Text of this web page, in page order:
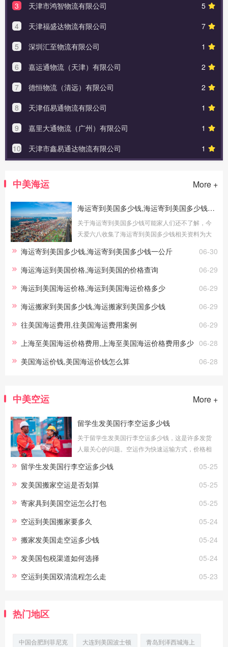
5
3
天津市鸿智物流有限公司
7
4
天津福盛达物流有限公司
1
5
深圳汇至物流有限公司
2
6
嘉运通物流（天津）有限公司
2
7
德恒物流（清远）有限公司
1
8
天津佰易通物流有限公司
1
9
嘉里大通物流（广州）有限公司
1
10 天津市鑫易通达物流有限公司
中美海运 More +
海运寄到美国多少钱,海运寄到美国多少钱一公斤
关于海运寄到美国多少钱可能家人们还不了解，今
天爱六八收集了海运寄到美国多少钱相关资料为大
钱一公斤海运寄到美国多少钱海运是
06-30
海运寄到美国多少钱,海运寄到美国多少钱一公斤
06-29
海运海运到美国价格,海运到美国的价格查询
06-29
海运到美国海运价格,海运到美国海运价格多少
06-29
海运搬家到美国多少钱,海运搬家到美国多少钱
06-29
往美国海运费用,往美国海运费用案例
06-28
上海至美国海运价格费用,上海至美国海运价格费用多少
06-28
美国海运价钱,美国海运价钱怎么算
中美空运 More +
留学生发美国行李空运多少钱
关于留学生发美国行李空运多少钱，这是许多发货
人最关心的问题。空运作为快速运输方式，价格相
学生发美国行李空运多少钱的相关知识
05-25
留学生发美国行李空运多少钱
05-25
发美国搬家空运是否划算
05-25
寄家具到美国空运怎么打包
05-24
空运到美国搬家要多久
05-24
搬家发美国走空运多少钱
05-24
发美国包税渠道如何选择
05-23
空运到美国双清流程怎么走
热门地区
中国合肥到菲尼克 大连到美国波士顿 青岛到泽西城海上